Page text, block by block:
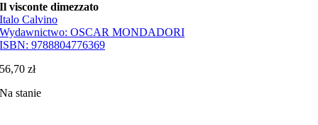
Il visconte dimezzato
Italo Calvino
Wydawnictwo:OSCAR MONDADORI
ISBN:9788804776369
56,70zł
Na stanie